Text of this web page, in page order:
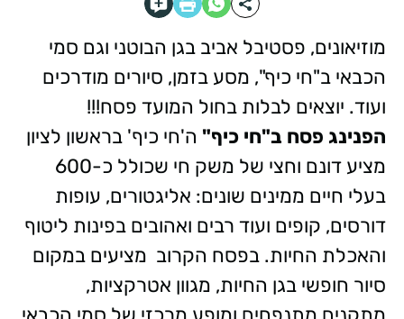
מוזיאונים, פסטיבל אביב בגן הבוטני וגם סמי
הכבאי ב"חי כיף", מסע בזמן, סיורים מודרכים
ועוד. יוצאים לבלות בחול המועד פסח!!!
הפנינג פסח ב"חי כיף" ה'חי כיף' בראשון לציון
מציע דונם וחצי של משק חי שכולל כ-600
בעלי חיים ממינים שונים: אליגטורים, עופות
דורסים, קופים ועוד רבים ואהובים בפינות ליטוף
והאכלת החיות. בפסח הקרוב מציעים במקום
סיור חופשי בגן החיות, מגוון אטרקציות,